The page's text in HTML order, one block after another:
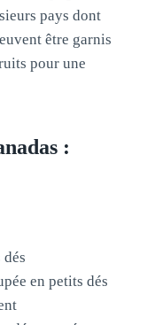
pays dont
être garnis
pour une
:
en petits dés